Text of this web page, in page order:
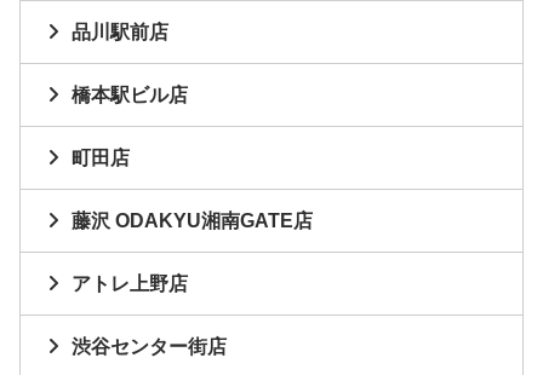
品川駅前店
橋本駅ビル店
町田店
藤沢 ODAKYU湘南GATE店
アトレ上野店
渋谷センター街店